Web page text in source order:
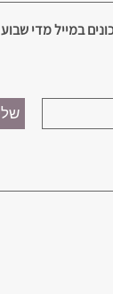
במייל מדי שבוע